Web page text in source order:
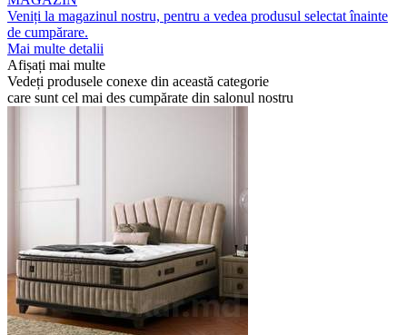
Veniți la magazinul nostru, pentru a vedea produsul selectat înainte
de cumpărare.
Mai multe detalii
Afișați mai multe
Vedeți produsele conexe din această categorie
care sunt cel mai des cumpărate din salonul nostru